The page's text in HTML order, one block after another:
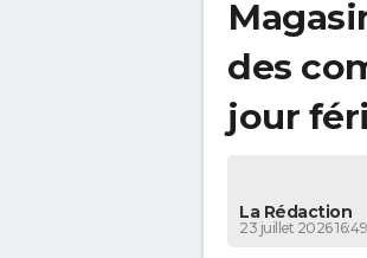
des
jour
La Rédaction
23 juillet 2026 16:49